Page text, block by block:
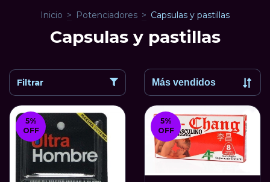
Inicio > Potenciadores > Capsulas y pastillas
Capsulas y pastillas
Filtrar
5%
OFF
5%
OFF